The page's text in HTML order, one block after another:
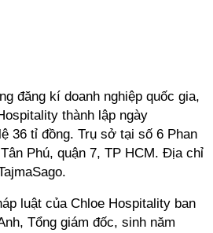
đăng kí doanh nghiệp quốc gia,
thành lập ngày
36 tỉ đồng. Trụ sở tại số 6 Phan
Phú, quận 7, TP HCM. Địa chỉ
luật của Chloe Hospitality ban
Tổng giám đốc, sinh năm